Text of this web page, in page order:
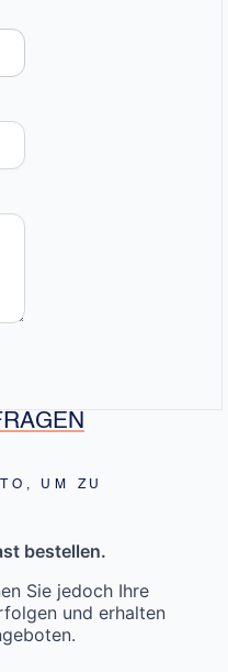
UM ZU
bestellen.
Sie jedoch Ihre
und erhalten